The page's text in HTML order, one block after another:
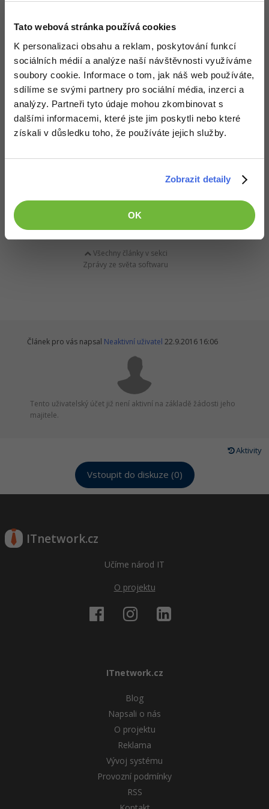
Tato webová stránka používá cookies
K personalizaci obsahu a reklam, poskytování funkcí
sociálních médií a analýze naší návštěvnosti využíváme
soubory cookie. Informace o tom, jak náš web používáte,
sdílíme se svými partnery pro sociální média, inzerci a
analýzy. Partneři tyto údaje mohou zkombinovat s
dalšími informacemi, které jste jim poskytli nebo které
získali v důsledku toho, že používáte jejich služby.
Zobrazit detaily
OK
pouze policejním složkám a to pouze po předložení
oprávnění.
Mluvčí společnosti Google dodává:
"Dáváme uživatelům transparentnost a moc nad svými
daty v aplikaci Google Allo. Náš přístup je prostý - vaše
historie je uložena, dokud se nerozhodnete ji smazat.
Zprávy lze mazat po jednom nebo také i celé
Všechny články v sekci
Zprávy ze světa softwaru
Článek pro vás napsal Neaktivní uživatel 22.9.2016 16:06
Tento uživatelský účet již není aktivní na základě žádosti jeho
majitele.
Aktivity
Vstoupit do diskuze (0)
ITnetwork.cz
Učíme národ IT
O projektu
ITnetwork.cz
Blog
Napsali o nás
O projektu
Reklama
Vývoj systému
Provozní podmínky
RSS